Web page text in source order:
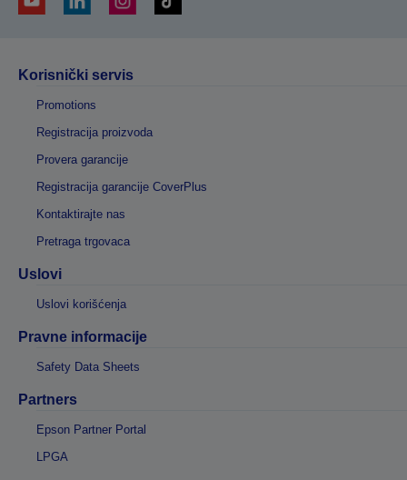
Korisnički servis
Promotions
Registracija proizvoda
Provera garancije
Registracija garancije CoverPlus
Kontaktirajte nas
Pretraga trgovaca
Uslovi
Uslovi korišćenja
Pravne informacije
Safety Data Sheets
Partners
Epson Partner Portal
LPGA